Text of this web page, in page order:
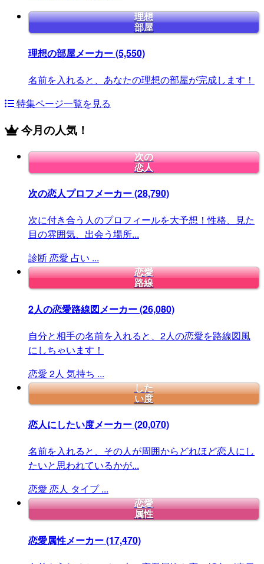
理想
部屋
理想の部屋メーカー(5,550)
名前を入れると、あなたの理想の部屋が完成します！
特集ページ一覧を見る
今月の人気！
次の
恋人
次の恋人プロフメーカー(28,790)
次に付き合う人のプロフィールを大予想！性格、見た
目の雰囲気、出会う場所...
診断恋愛 占い ...
恋愛
路線
2人の恋愛路線図メーカー(26,080)
自分と相手の名前を入れると、2人の恋愛を路線図風
にしちゃいます！
恋愛 2人 気持ち ...
した
い度
恋人にしたい度メーカー(20,070)
名前を入れると、その人が周囲からどれほど恋人にし
たいと思われているかが...
恋愛 恋人 タイプ ...
恋愛
属性
恋愛属性メーカー(17,470)